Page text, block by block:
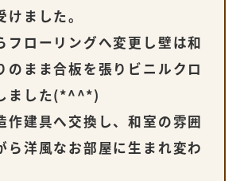
ました。
フローリングへ変更し壁は和
のまま合板を張りビニルクロ
ました(*^^*)
作建具へ交換し、和室の雰囲
ら洋風なお部屋に生まれ変わ